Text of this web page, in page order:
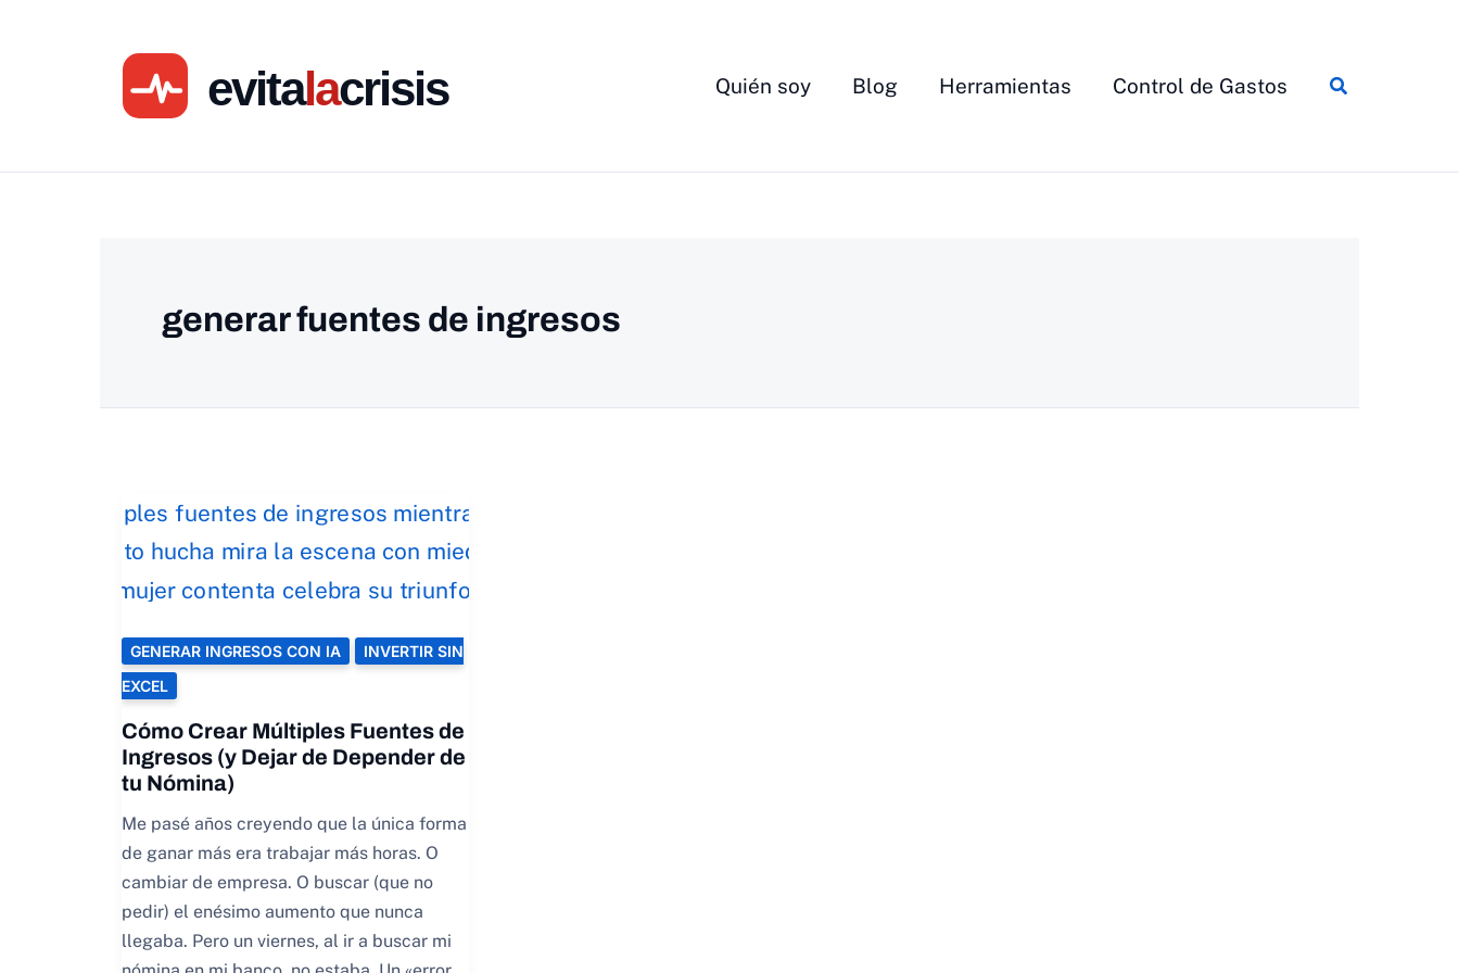
Quién soy Blog Herramientas Control de Gastos Buscar
generar fuentes de ingresos
GENERAR INGRESOS CON IA
INVERTIR SIN
EXCEL
Cómo Crear Múltiples Fuentes de
Ingresos (y Dejar de Depender de
tu Nómina)
Me pasé años creyendo que la única forma
de ganar más era trabajar más horas. O
cambiar de empresa. O buscar (que no
pedir) el enésimo aumento que nunca
llegaba. Pero un viernes, al ir a buscar mi